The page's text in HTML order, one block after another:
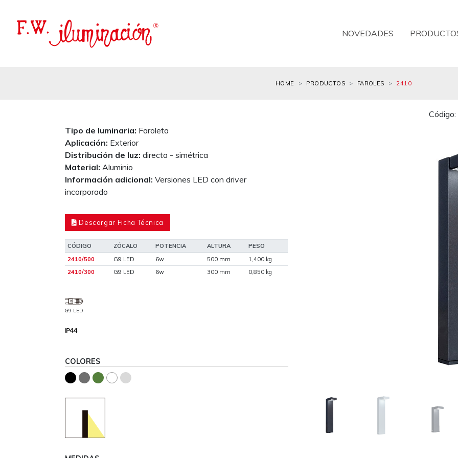
NOVEDADES
HOME PRODUCTOS FAROLES 2410
Tipo de luminaria: Faroleta
Aplicación: Exterior
Distribución de luz: directa - simétrica
Material: Aluminio
Información adicional: Versiones LED con driver
incorporado
Descargar Ficha Técnica
CÓDIGO ZÓCALO POTENCIA ALTURA
PESO
2410/500
G9 LED 6w 500 mm
1,400 kg
2410/300
G9 LED 6w 300 mm 0,850 kg
G9 LED
COLORES
Código: